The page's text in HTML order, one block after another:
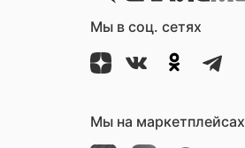
Мы в соц. сетях
Мы на маркетплейсах